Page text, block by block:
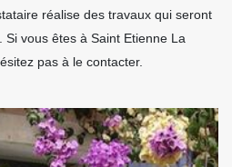
réalise des travaux qui seront
vous êtes à Saint Etienne La
pas à le contacter.